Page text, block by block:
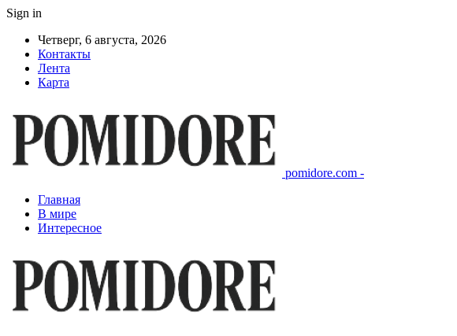
Sign in
Четверг, 6 августа, 2026
Контакты
Лента
Карта
pomidore.com -
Главная
В мире
Интересное